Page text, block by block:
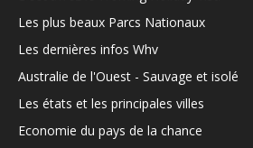
Les plus beaux Parcs Nationaux
Les dernières infos Whv
Australie de l'Ouest - Sauvage et isolé
Les états et les principales villes
Economie du pays de la chance